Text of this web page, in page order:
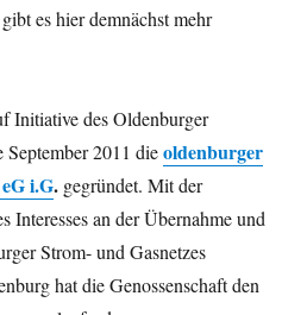
es hier demnächst mehr
Initiative des Oldenburger
September 2011 dieoldenburger
i.G. gegründet. Mit der
Interesses an der Übernahme und
Strom- und Gasnetzes
hat die Genossenschaft den